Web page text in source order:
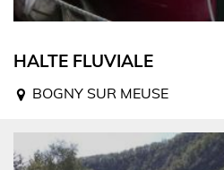
HALTE FLUVIALE
BOGNY SUR MEUSE